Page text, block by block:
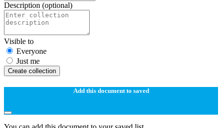
Description (optional)
Visible to
Everyone
Just me
Create collection
Add this document to saved